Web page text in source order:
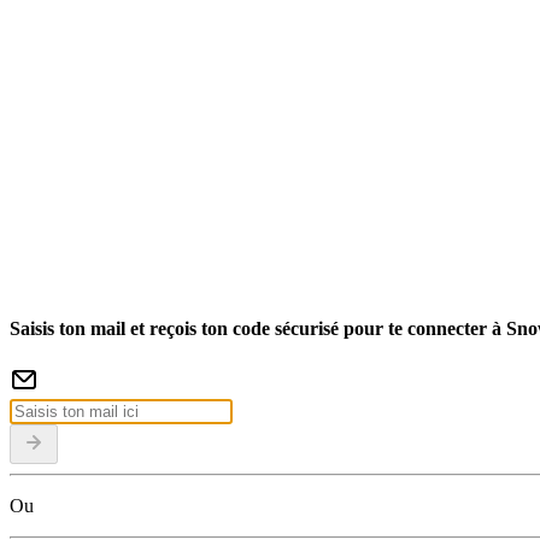
Saisis ton mail et reçois ton code sécurisé pour te connecter à
Ou